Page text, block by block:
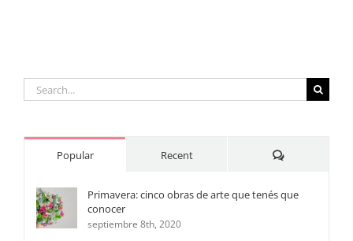
Martín
Search
for:
Popular Recent Comments
Primavera: cinco obras de arte que tenés que
conocer
septiembre 8th, 2020